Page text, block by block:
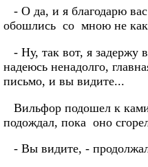
- О да, и я благодарю
обошлись со мною не как
- Ну, так вот, я задержу
надеюсь ненадолго,
письмо, и вы видите...
Вильфор подошел к
подождал, пока оно
- Вы видите, -